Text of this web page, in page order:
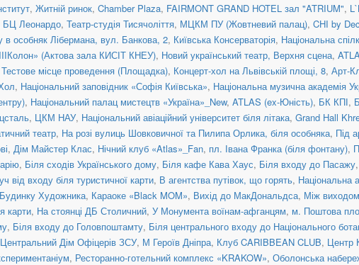
, Житній ринок, Chamber Plaza, FAIRMONT GRAND HOTEL зал "ATRIUM",
БЦ Леонардо, Театр-студія Тисячоліття, МЦКМ ПУ (Жовтневий палац), CHI by
в особняк Лібермана, вул. Банкова, 2, Київська Консерваторія, Національна
(Актова зала КИСІТ КНЕУ), Новий український театр, Верхня сцена,
Тестове місце проведення (Площадка), Концерт-хол на Львівській площі, 8, Арт-
, Національний заповідник «Софія Київська», Національна музична академія
, Національний палац мистецтв «Україна»_New, ATLAS (ex-Юність), БК КПІ,
, ЦКМ НАУ, Національний авіаційний університет біля літака, Grand Hall
театр, На розі вулиць Шовковичної та Пилипа Орлика, біля особняка, Під
, Дім Майстер Клас, Нічний клуб «Atlas»_Fan, пл. Івана Франка (біля фонтану),
, Біля сходів Українського дому, Біля кафе Кава Хаус, Біля входу до Пасажу,
від входу біля туристичної карти, В агентства путівок, що горять, Національна
Художника, Караоке «Black MOM», Вихід до МакДональдса, Між
карти, На стоянці ДБ Столичний, У Монумента воїнам-афганцям, м. Поштова
, Біля входу до Головпоштамту, Біля центрального входу до Національного
Центральний Дім Офіцерів ЗСУ, М Героїв Дніпра, Клуб CARIBBEAN CLUB, Центр
, Ресторанно-готельний комплекс «KRAKOW», Оболонська